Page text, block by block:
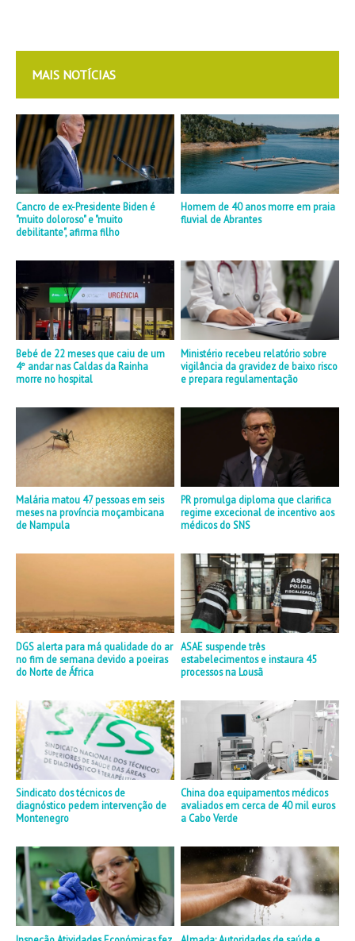
MAIS NOTÍCIAS
Cancro de ex-Presidente Biden é
"muito doloroso" e "muito
debilitante", afirma filho
Homem de 40 anos morre em praia
fluvial de Abrantes
Bebé de 22 meses que caiu de um
4º andar nas Caldas da Rainha
morre no hospital
Ministério recebeu relatório sobre
vigilância da gravidez de baixo risco
e prepara regulamentação
Malária matou 47 pessoas em seis
meses na província moçambicana
de Nampula
PR promulga diploma que clarifica
regime excecional de incentivo aos
médicos do SNS
DGS alerta para má qualidade do ar
no fim de semana devido a poeiras
do Norte de África
ASAE suspende três
estabelecimentos e instaura 45
processos na Lousã
Sindicato dos técnicos de
diagnóstico pedem intervenção de
Montenegro
China doa equipamentos médicos
avaliados em cerca de 40 mil euros
a Cabo Verde